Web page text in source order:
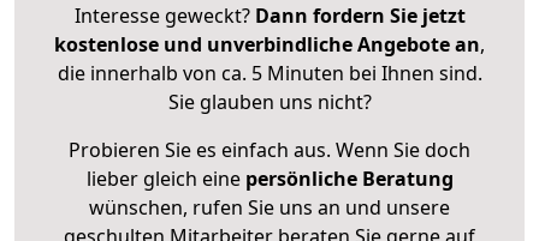
Interesse geweckt? Dann fordern Sie jetzt
kostenlose und unverbindliche Angebote an,
die innerhalb von ca. 5 Minuten bei Ihnen sind.
Sie glauben uns nicht?
Probieren Sie es einfach aus. Wenn Sie doch
lieber gleich eine persönliche Beratung
wünschen, rufen Sie uns an und unsere